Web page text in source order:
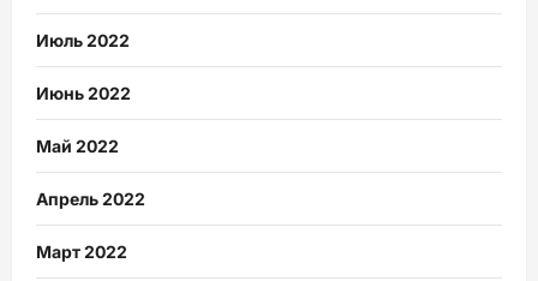
Июль 2022
Июнь 2022
Май 2022
Апрель 2022
Март 2022